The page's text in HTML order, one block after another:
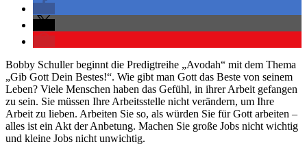
Bobby Schuller beginnt die Predigtreihe „Avodah“ mit dem Thema
„Gib Gott Dein Bestes!“. Wie gibt man Gott das Beste von seinem
Leben? Viele Menschen haben das Gefühl, in ihrer Arbeit gefangen
zu sein. Sie müssen Ihre Arbeitsstelle nicht verändern, um Ihre
Arbeit zu lieben. Arbeiten Sie so, als würden Sie für Gott arbeiten –
alles ist ein Akt der Anbetung. Machen Sie große Jobs nicht wichtig
und kleine Jobs nicht unwichtig.